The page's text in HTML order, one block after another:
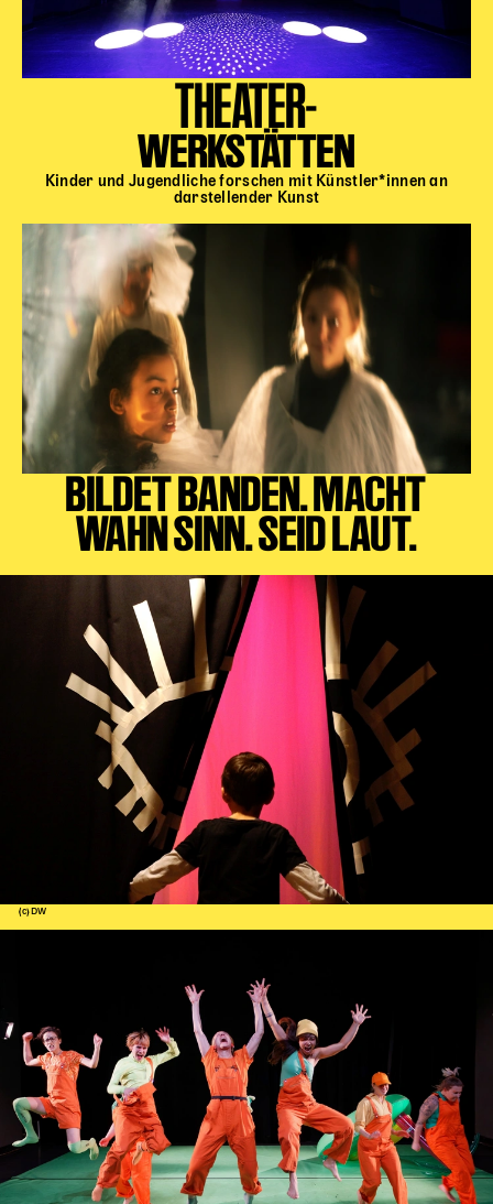
THEATER-
WERKSTÄTTEN
Kinder und Jugendliche forschen mit Künstler*innen an
darstellender Kunst
BILDET BANDEN. MACHT
WAHN SINN. SEID LAUT.
(c) DW